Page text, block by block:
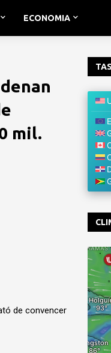
ECONOMIA
mil.
de convencer